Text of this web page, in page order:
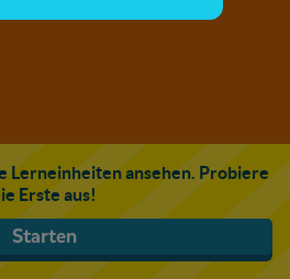
Lerneinheiten ansehen. Probiere
Erste aus!
Starten